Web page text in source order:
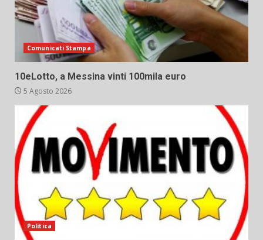
Comunicati Stampa
10eLotto, a Messina vinti 100mila euro
5 Agosto 2026
Politica